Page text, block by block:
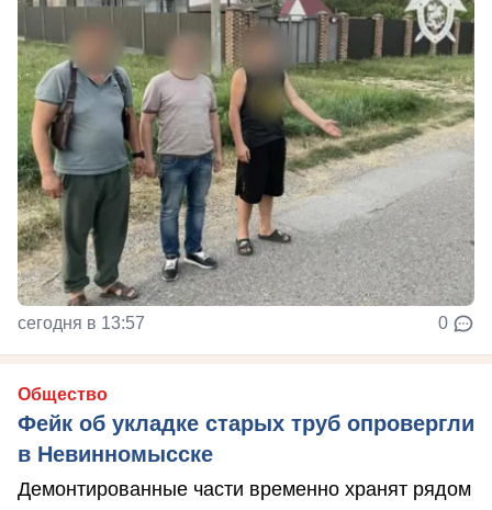
сегодня в 13:57 0
Общество
Фейк об укладке старых труб опровергли
в Невинномысске
Демонтированные части временно хранят рядом